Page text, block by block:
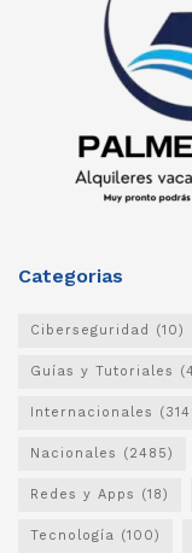
Categorias
Ciberseguridad (10)
Guías y Tutoriales
Internacionales
Nacionales (2485)
Redes y Apps (18)
Tecnología (100)